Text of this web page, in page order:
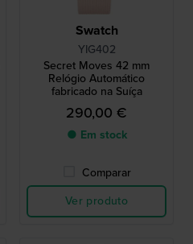
Swatch
YIG402
Secret Moves 42 mm
Relógio Automático
fabricado na Suíça
290,00 €
● Em stock
Comparar
Ver produto